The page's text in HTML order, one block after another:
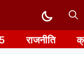
राजनीति